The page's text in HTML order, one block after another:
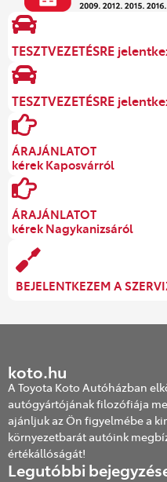
TESZTVEZETÉSRE
TESZTVEZETÉSRE
ÁRAJÁNLATOT
kérek Kaposvárról
ÁRAJÁNLATOT
kérek Nagykanizsáról
BEJELENTKEZEM A
koto.hu
A Toyota Koto Autóházban
autógyártójának filozófiája
ajánljuk az Ön figyelmébe a
környezetbarát autóink
értékállóságát!
Legutóbbi